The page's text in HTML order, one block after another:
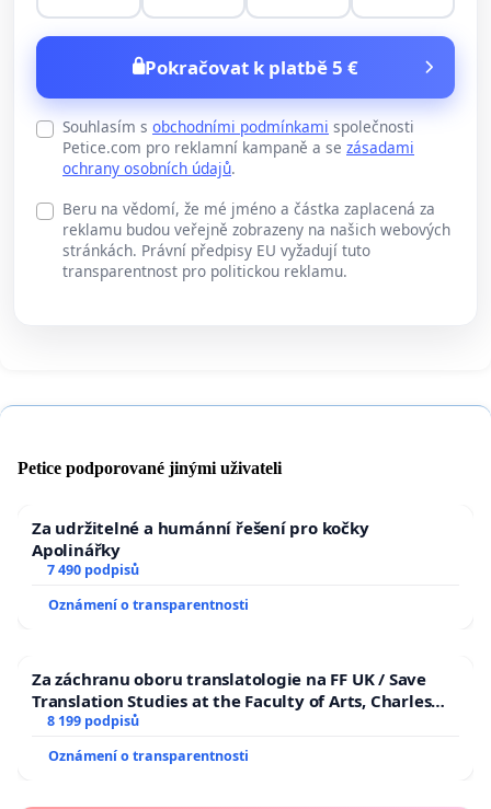
Pokračovat k platbě 5 €
Souhlasím s obchodními podmínkami společnosti
Petice.com pro reklamní kampaně a se zásadami
ochrany osobních údajů.
Beru na vědomí, že mé jméno a částka zaplacená za
reklamu budou veřejně zobrazeny na našich webových
stránkách. Právní předpisy EU vyžadují tuto
transparentnost pro politickou reklamu.
Petice podporované jinými uživateli
Za udržitelné a humánní řešení pro kočky
Apolinářky
7 490 podpisů
Oznámení o transparentnosti
Za záchranu oboru translatologie na FF UK / Save
Translation Studies at the Faculty of Arts, Charles
University
8 199 podpisů
Oznámení o transparentnosti